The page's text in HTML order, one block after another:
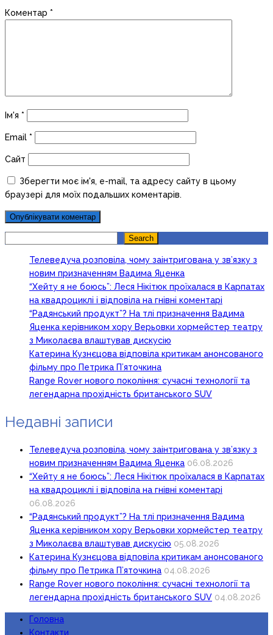
Коментар *
Ім'я *
Email *
Сайт
Зберегти моє ім'я, e-mail, та адресу сайту в цьому
браузері для моїх подальших коментарів.
Search
Телеведуча розповіла, чому заінтригована у зв’язку з
новим призначенням Вадима Яценка
“Хейту я не боюсь”: Леся Нікітюк проїхалася в Карпатах
на квадроциклі і відповіла на гнівні коментарі
“Радянський продукт”? На тлі призначення Вадима
Яценка керівником хору Верьовки хормейстер театру
з Миколаєва влаштував дискусію
Катерина Кузнєцова відповіла критикам анонсованого
фільму про Петрика П’яточкина
Range Rover нового покоління: сучасні технології та
легендарна прохідність британського SUV
Недавні записи
Телеведуча розповіла, чому заінтригована у зв’язку з
новим призначенням Вадима Яценка 06.08.2026
“Хейту я не боюсь”: Леся Нікітюк проїхалася в Карпатах
на квадроциклі і відповіла на гнівні коментарі
06.08.2026
“Радянський продукт”? На тлі призначення Вадима
Яценка керівником хору Верьовки хормейстер театру
з Миколаєва влаштував дискусію 05.08.2026
Катерина Кузнєцова відповіла критикам анонсованого
фільму про Петрика П’яточкина 04.08.2026
Range Rover нового покоління: сучасні технології та
легендарна прохідність британського SUV 04.08.2026
Головна
Контакти